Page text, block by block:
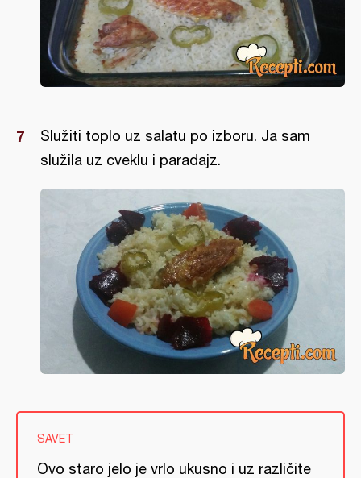
Služiti toplo uz salatu po izboru. Ja sam
služila uz cveklu i paradajz.
SAVET
Ovo staro jelo je vrlo ukusno i uz različite